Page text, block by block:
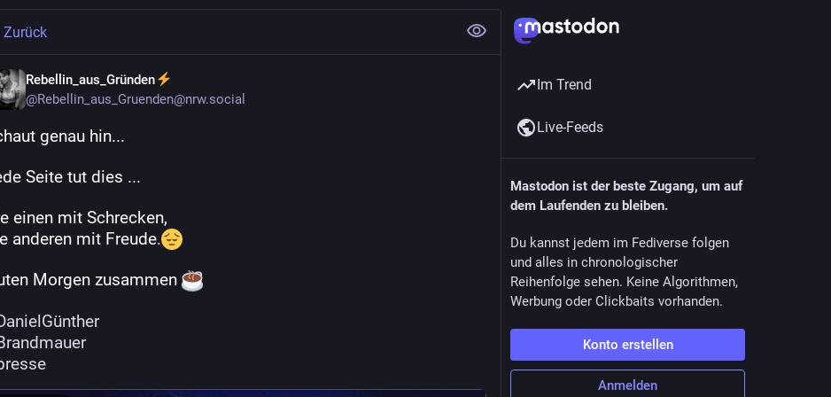
Zurück
Rebellin_aus_Gründen
@Rebellin_aus_Gruenden@nrw.social
genau hin...
Seite tut dies ...
einen mit Schrecken,
anderen mit Freude.
Morgen zusammen
Im Trend
Live-Feeds
Mastodon ist der beste Zugang, um auf
dem Laufenden zu bleiben.
Du kannst jedem im Fediverse folgen
und alles in chronologischer
Reihenfolge sehen. Keine Algorithmen,
Werbung oder Clickbaits vorhanden.
Konto erstellen
Anmelden